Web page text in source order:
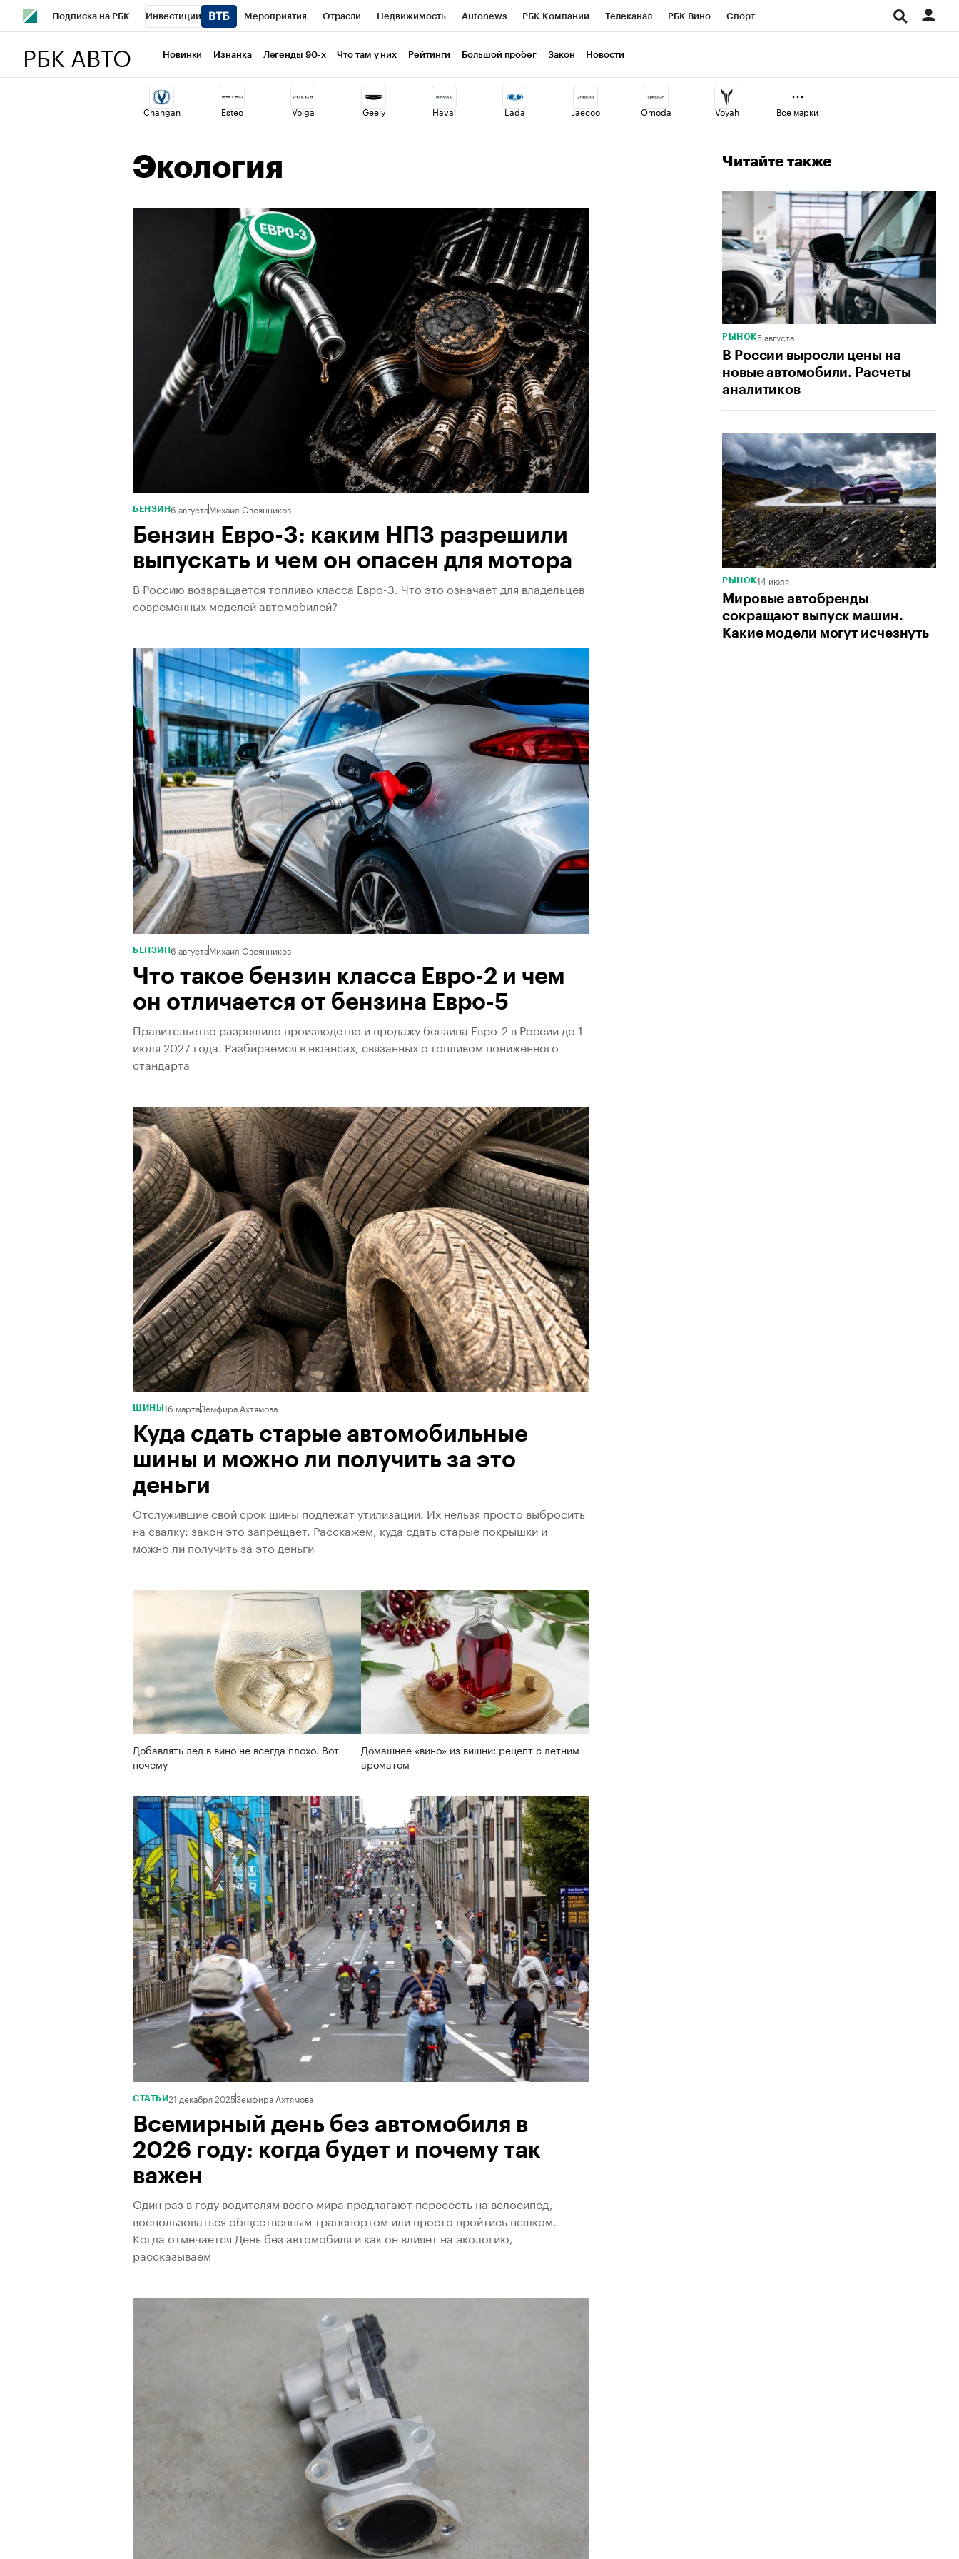
Подписка на РБК Инвестиции Мероприятия Отрасли Недвижимость Autonews РБК Компании Телеканал РБК Вино Спорт
Национальные проекты
РБК Бизнес-среда Дискуссионный клуб Исследования Кредитные рейтинги Франшизы Газета Спецпроекты СПб Конференции СПб
Проверка контрагентов Политика Экономика Бизнес Технологии и медиа Финансы Рынок наличной валюты
РБК АВТО Новинки Изнанка Легенды 90-х Что там у них Рейтинги Большой пробег Закон Новости
Changan Esteo Volga Geely Haval Lada Jaecoo Omoda Voyah Все марки
Экология
БЕНЗИН6 августаМихаил Овсянников
Бензин Евро-3: каким НПЗ разрешили
выпускать и чем он опасен для мотора
В Россию возвращается топливо класса Евро-3. Что это означает для владельцев
современных моделей автомобилей?
БЕНЗИН6 августаМихаил Овсянников
Что такое бензин класса Евро-2 и чем
он отличается от бензина Евро-5
Правительство разрешило производство и продажу бензина Евро-2 в России до 1
июля 2027 года. Разбираемся в нюансах, связанных с топливом пониженного
стандарта
ШИНЫ 16 мартаЗемфира Ахтямова
Куда сдать старые автомобильные
шины и можно ли получить за это
деньги
Отслужившие свой срок шины подлежат утилизации. Их нельзя просто выбросить
на свалку: закон это запрещает. Расскажем, куда сдать старые покрышки и
можно ли получить за это деньги
Добавлять лед в вино не всегда плохо. Вот
почему
Домашнее «вино» из вишни: рецепт с летним
ароматом
СТАТЬИ21 декабря 2025Земфира Ахтямова
Всемирный день без автомобиля в
2026 году: когда будет и почему так
важен
Один раз в году водителям всего мира предлагают пересесть на велосипед,
воспользоваться общественным транспортом или просто пройтись пешком.
Когда отмечается День без автомобиля и как он влияет на экологию,
рассказываем
Читайте также
РЫНОК5 августа
В России выросли цены на
новые автомобили. Расчеты
аналитиков
РЫНОК14 июля
Мировые автобренды
сокращают выпуск машин.
Какие модели могут исчезнуть